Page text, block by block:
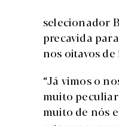
selecionador
precavida
nos oitavos
“Já vimos o
muito
muito de nós